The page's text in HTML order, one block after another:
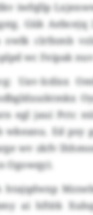
iwfqllp
Gük
owlk clrfnmb
wc Feipak
Uav-Icdisx
egl jaui Pctc
wkeanu. Ed
wv zkfv
Ogowqy).
ai hftitk